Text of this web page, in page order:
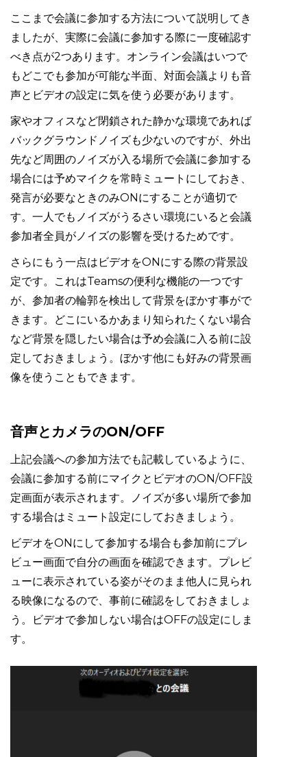
ここまで会議に参加する方法について説明してき
ましたが、実際に会議に参加する際に一度確認す
べき点が2つあります。オンライン会議はいつで
もどこでも参加が可能な半面、対面会議よりも音
声とビデオの設定に気を使う必要があります。
家やオフィスなど閉鎖された静かな環境であれば
バックグラウンドノイズも少ないのですが、外出
先など周囲のノイズが入る場所で会議に参加する
場合には予めマイクを常時ミュートにしておき、
発言が必要なときのみONにすることが適切で
す。一人でもノイズがうるさい環境にいると会議
参加者全員がノイズの影響を受けるためです。
さらにもう一点はビデオをONにする際の背景設
定です。これはTeamsの便利な機能の一つです
が、参加者の輪郭を検出して背景をぼかす事がで
きます。どこにいるかあまり知られたくない場合
など背景を隠したい場合は予め会議に入る前に設
定しておきましょう。ぼかす他にも好みの背景画
像を使うこともできます。
音声とカメラのON/OFF
上記会議への参加方法でも記載しているように、
会議に参加する前にマイクとビデオのON/OFF設
定画面が表示されます。ノイズが多い場所で参加
する場合はミュート設定にしておきましょう。
ビデオをONにして参加する場合も参加前にプレ
ビュー画面で自分の画面を確認できます。プレビ
ューに表示されている姿がそのまま他人に見られ
る映像になるので、事前に確認をしておきましょ
う。ビデオで参加しない場合はOFFの設定にしま
す。